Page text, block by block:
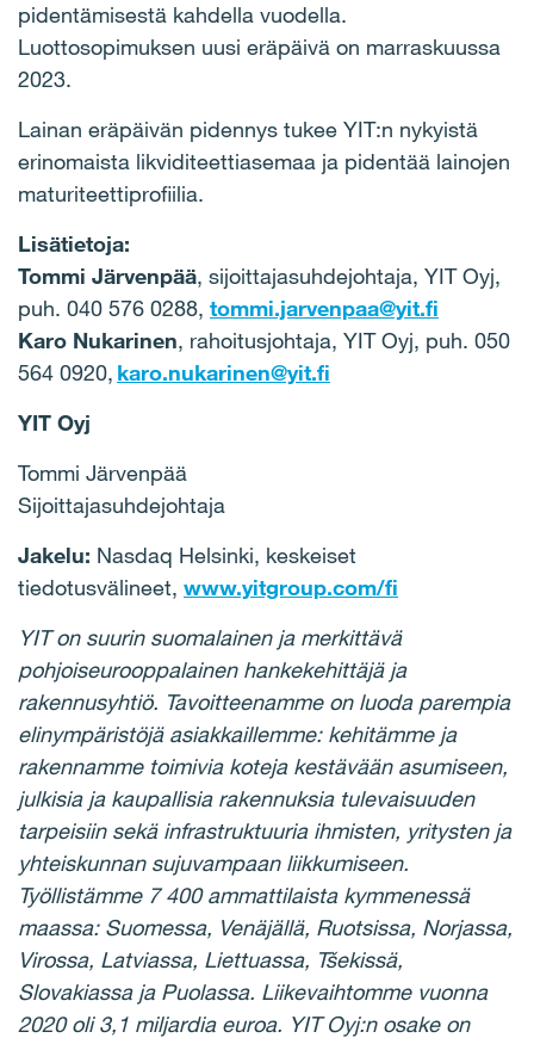
pidentämisestä kahdella vuodella.
Luottosopimuksen uusi eräpäivä on marraskuussa
2023.
Lainan eräpäivän pidennys tukee YIT:n nykyistä
erinomaista likviditeettiasemaa ja pidentää lainojen
maturiteettiprofiilia.
Lisätietoja:
Tommi Järvenpää, sijoittajasuhdejohtaja, YIT Oyj,
puh. 040 576 0288, tommi.jarvenpaa@yit.fi
Karo Nukarinen, rahoitusjohtaja, YIT Oyj, puh. 050
564 0920, karo.nukarinen@yit.fi
YIT Oyj
Tommi Järvenpää
Sijoittajasuhdejohtaja
Jakelu: Nasdaq Helsinki, keskeiset
tiedotusvälineet, www.yitgroup.com/fi
YIT on suurin suomalainen ja merkittävä
pohjoiseurooppalainen hankekehittäjä ja
rakennusyhtiö. Tavoitteenamme on luoda parempia
elinympäristöjä asiakkaillemme: kehitämme ja
rakennamme toimivia koteja kestävään asumiseen,
julkisia ja kaupallisia rakennuksia tulevaisuuden
tarpeisiin sekä infrastruktuuria ihmisten, yritysten ja
yhteiskunnan sujuvampaan liikkumiseen.
Työllistämme 7 400 ammattilaista kymmenessä
maassa: Suomessa, Venäjällä, Ruotsissa, Norjassa,
Virossa, Latviassa, Liettuassa, Tšekissä,
Slovakiassa ja Puolassa. Liikevaihtomme vuonna
2020 oli 3,1 miljardia euroa. YIT Oyj:n osake on